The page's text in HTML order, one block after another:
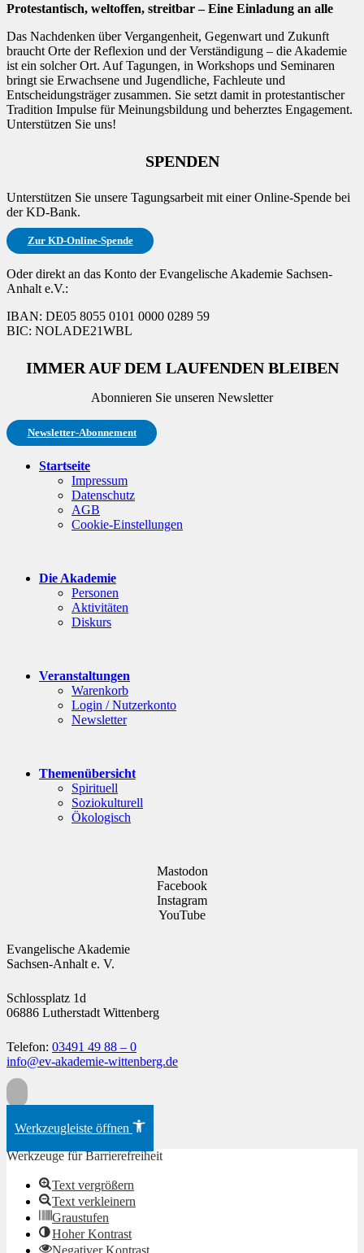
Protestantisch, weltoffen, streitbar – Eine Einladung an alle
Das Nachdenken über Vergangenheit, Gegenwart und Zukunft
braucht Orte der Reflexion und der Verständigung – die Akademie
ist ein solcher Ort. Auf Tagungen, in Workshops und Seminaren
bringt sie Erwachsene und Jugendliche, Fachleute und
Entscheidungsträger zusammen. Sie setzt damit in protestantischer
Tradition Impulse für Meinungsbildung und beherztes Engagement.
Unterstützen Sie uns!
SPENDEN
Unterstützen Sie unsere Tagungsarbeit mit einer Online-Spende bei
der KD-Bank.
Zur KD-Online-Spende
Oder direkt an das Konto der Evangelische Akademie Sachsen-
Anhalt e.V.:
IBAN: DE05 8055 0101 0000 0289 59
BIC: NOLADE21WBL
IMMER AUF DEM LAUFENDEN BLEIBEN
Abonnieren Sie unseren Newsletter
Newsletter-Abonnement
Startseite
Impressum
Datenschutz
AGB
Cookie-Einstellungen
Die Akademie
Personen
Aktivitäten
Diskurs
Veranstaltungen
Warenkorb
Login / Nutzerkonto
Newsletter
Themenübersicht
Spirituell
Soziokulturell
Ökologisch
Mastodon
Facebook
Instagram
YouTube
Evangelische Akademie
Sachsen-Anhalt e. V.
Schlossplatz 1d
06886 Lutherstadt Wittenberg
Telefon: 03491 49 88 – 0
info@ev-akademie-wittenberg.de
Werkzeugleiste öffnen
Werkzeuge für Barrierefreiheit
Text vergrößern
Text verkleinern
Graustufen
Hoher Kontrast
Negativer Kontrast